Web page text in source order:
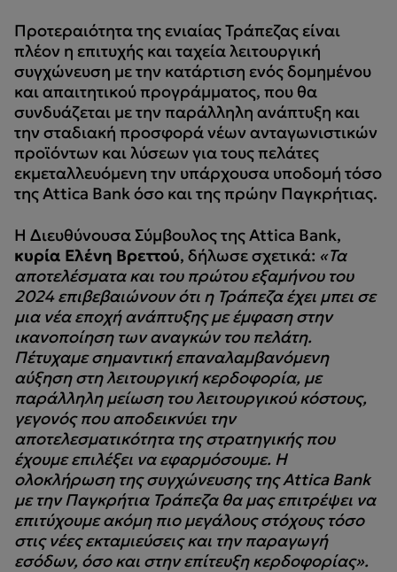
Προτεραιότητα της ενιαίας Τράπεζας είναι
πλέον η επιτυχής και ταχεία λειτουργική
συγχώνευση με την κατάρτιση ενός δομημένου
και απαιτητικού προγράμματος, που θα
συνδυάζεται με την παράλληλη ανάπτυξη και
την σταδιακή προσφορά νέων ανταγωνιστικών
προϊόντων και λύσεων για τους πελάτες
εκμεταλλευόμενη την υπάρχουσα υποδομή τόσο
της Attica Bank όσο και της πρώην Παγκρήτιας.
Η Διευθύνουσα Σύμβουλος της Attica Bank,
κυρία Ελένη Βρεττού, δήλωσε σχετικά: «Τα
αποτελέσματα και του πρώτου εξαμήνου του
2024 επιβεβαιώνουν ότι η Τράπεζα έχει μπει σε
μια νέα εποχή ανάπτυξης με έμφαση στην
ικανοποίηση των αναγκών του πελάτη.
Πέτυχαμε σημαντική επαναλαμβανόμενη
αύξηση στη λειτουργική κερδοφορία, με
παράλληλη μείωση του λειτουργικού κόστους,
γεγονός που αποδεικνύει την
αποτελεσματικότητα της στρατηγικής που
έχουμε επιλέξει να εφαρμόσουμε. H
ολοκλήρωση της συγχώνευσης της Attica Bank
με την Παγκρήτια Τράπεζα θα μας επιτρέψει να
επιτύχουμε ακόμη πιο μεγάλους στόχους τόσο
στις νέες εκταμιεύσεις και την παραγωγή
εσόδων, όσο και στην επίτευξη κερδοφορίας».